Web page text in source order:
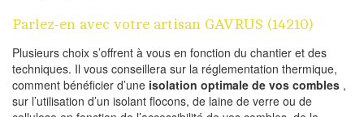
Parlez-en avec votre artisan GAVRUS (14210)
Plusieurs choix s’offrent à vous en fonction du chantier et des
techniques. Il vous conseillera sur la réglementation thermique,
comment bénéficier d’une isolation optimale de vos combles ,
sur l’utilisation d’un isolant flocons, de laine de verre ou de